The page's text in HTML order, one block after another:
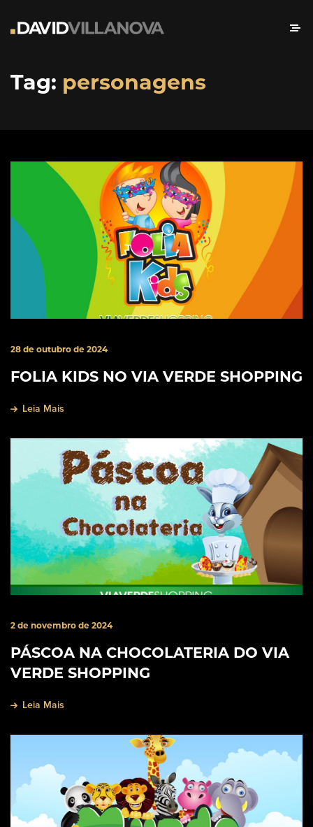
Tag: personagens
28 de outubro de 2024
FOLIA KIDS NO VIA VERDE SHOPPING
Leia Mais
2 de novembro de 2024
PÁSCOA NA CHOCOLATERIA DO VIA
VERDE SHOPPING
Leia Mais